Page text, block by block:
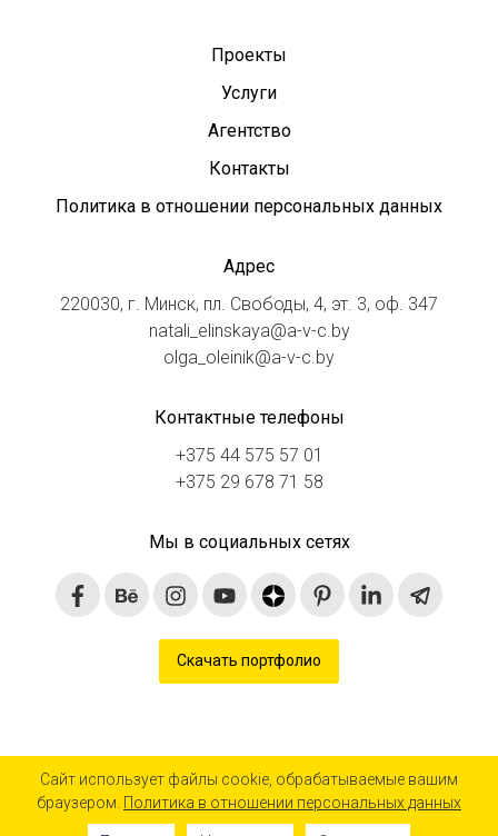
Проекты
Услуги
Агентство
Контакты
Политика в отношении персональных данных
Адрес
220030, г. Минск, пл. Свободы, 4, эт. 3, оф. 347
natali_elinskaya@a-v-c.by
olga_oleinik@a-v-c.by
Контактные телефоны
+375 44 575 57 01
+375 29 678 71 58
Мы в социальных сетях
Скачать портфолио
© 2016-2024 «Агентство визуальных коммуникаций»
Сайт использует файлы cookie, обрабатываемые вашим
браузером. Политика в отношении персональных данных